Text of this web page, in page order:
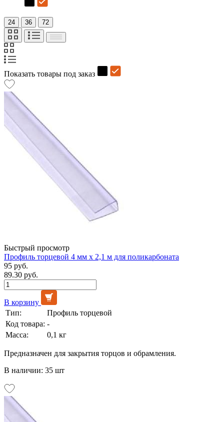
24 36 72
Показать товары под заказ
Быстрый просмотр
Профиль торцевой 4 мм х 2,1 м для поликарбоната
95 руб.
89.30 руб.
В корзину
Тип:
Профиль торцевой
Код товара: -
Масса:
0,1 кг
Предназначен для закрытия торцов и обрамления.
В наличии: 35 шт